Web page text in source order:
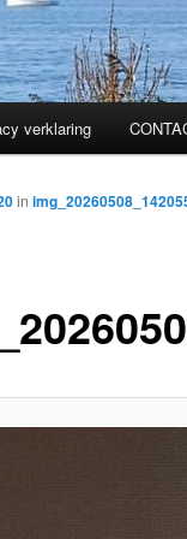
verklaring
in